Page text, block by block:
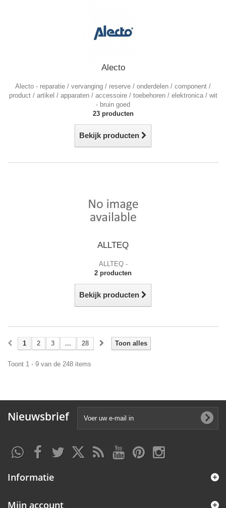
Alecto
Alecto - reparatie / vervanging / reserve / onderdelen / component /
product / artikel / apparaten / accessoire / toebehoren / elektronica / wit
- bruin goed
23 producten
Bekijk producten
ALLTEQ
ALLTEQ -
2 producten
Bekijk producten
Toon alles
1 2 3 ... 28
Toont 1 - 9 van de 248 items
Nieuwsbrief
Informatie
Mijn account